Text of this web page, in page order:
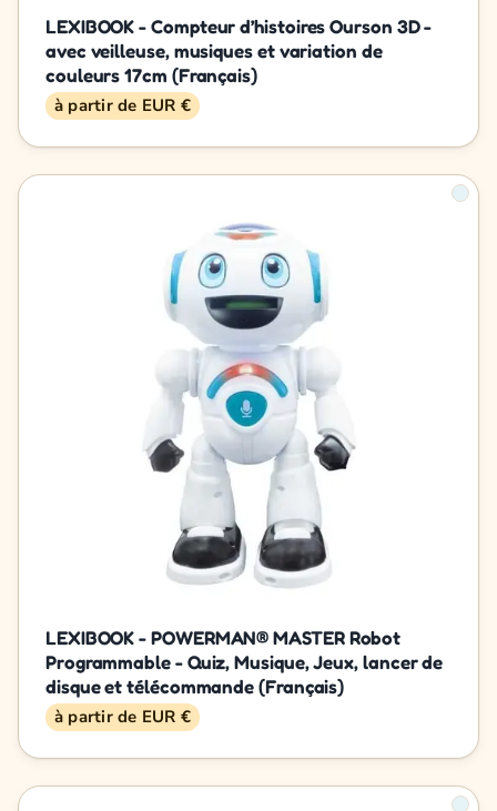
LEXIBOOK - Compteur d’histoires Ourson 3D -
avec veilleuse, musiques et variation de
couleurs 17cm (Français)
à partir de EUR €
LEXIBOOK - POWERMAN® MASTER Robot
Programmable - Quiz, Musique, Jeux, lancer de
disque et télécommande (Français)
à partir de EUR €